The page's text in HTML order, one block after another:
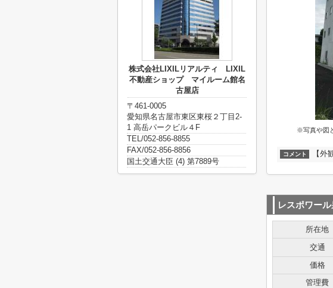
※写真や図
コメント 【外
レスポワー
所在地
交通
価格
管理費
株式会社LIXILリアルティ LIXIL
不動産ショップ マイルーム館名
古屋店
〒461-0005
愛知県名古屋市東区東桜２丁目2-
1 高岳パークビル４F
TEL/052-856-8855
FAX/052-856-8856
国土交通大臣 (4) 第7889号